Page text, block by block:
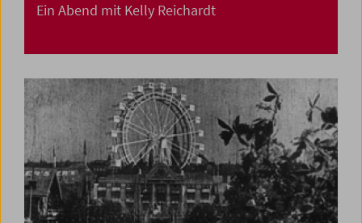
Ein Abend mit Kelly Reichardt